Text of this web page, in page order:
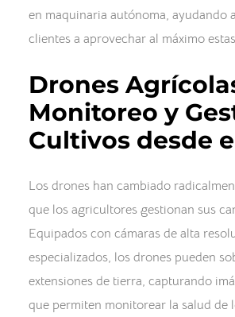
en maquinaria autónoma, ayudando
clientes a aprovechar al máximo
Drones
Monitoreo y
Cultivos desde
Los drones han cambiado
que los agricultores gestionan sus
Equipados con cámaras de alta
especializados, los drones pueden
extensiones de tierra, capturando
que permiten monitorear la salud de